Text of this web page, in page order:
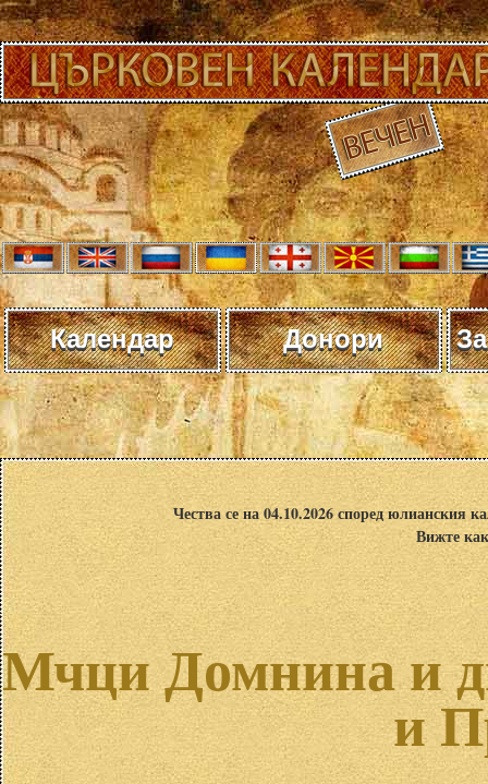
Календар Донори
Чества се на 04.10.2026 според юлианския
Вижте
Мчци Домнина и
и